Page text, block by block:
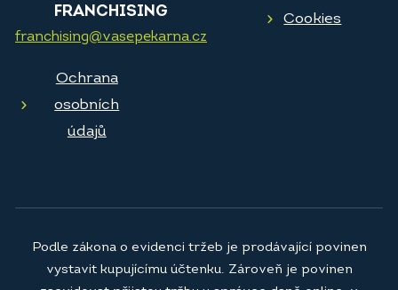
FRANCHISING
franchising@vasepekarna.cz
Cookies
Ochrana
osobních
údajů
Podle zákona o evidenci tržeb je prodávající povinen
vystavit kupujícímu účtenku. Zároveň je povinen